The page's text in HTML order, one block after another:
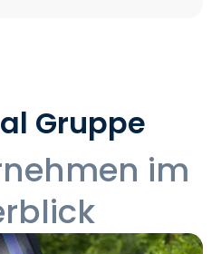
Gruppe
im